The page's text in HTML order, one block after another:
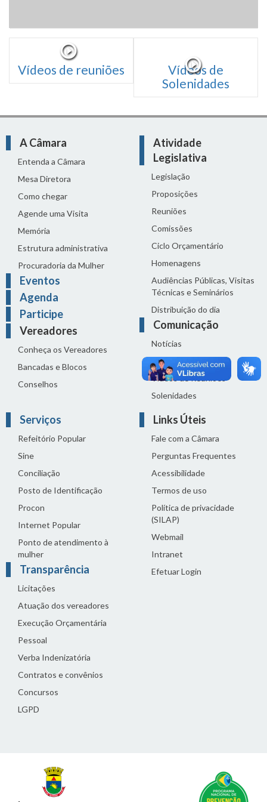
Vídeos de reuniões
Vídeos de
Solenidades
A Câmara
Entenda a Câmara
Mesa Diretora
Como chegar
Agende uma Visita
Memória
Estrutura administrativa
Procuradoria da Mulher
Eventos
Agenda
Participe
Vereadores
Conheça os Vereadores
Bancadas e Blocos
Conselhos
Atividade
Legislativa
Legislação
Proposições
Reuniões
Comissões
Ciclo Orçamentário
Homenagens
Audiências Públicas, Visitas
Técnicas e Seminários
Distribuição do dia
Comunicação
Notícias
Sala de Imprensa
Vídeos de Reuniões
Solenidades
Serviços
Refeitório Popular
Sine
Conciliação
Posto de Identificação
Procon
Internet Popular
Ponto de atendimento à
mulher
Transparência
Licitações
Atuação dos vereadores
Execução Orçamentária
Pessoal
Verba Indenizatória
Contratos e convênios
Concursos
LGPD
Links Úteis
Fale com a Câmara
Perguntas Frequentes
Acessibilidade
Termos de uso
Política de privacidade
(SILAP)
Webmail
Intranet
Efetuar Login